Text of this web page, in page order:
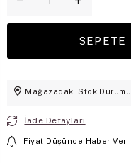
Mağazadaki Stok Durumu
İade Detayları
Fiyat Düşünce Haber Ver